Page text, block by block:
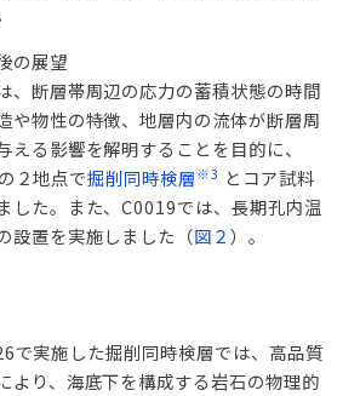
の展望
、断層帯周辺の応力の蓄積状態の時間
や物性の特徴、地層内の流体が断層周
える影響を解明することを目的に、
２地点で掘削同時検層※3 とコア試料
した。また、C0019では、長期孔内温
設置を実施しました（図２）。
で実施した掘削同時検層では、高品質
より、海底下を構成する岩石の物理的